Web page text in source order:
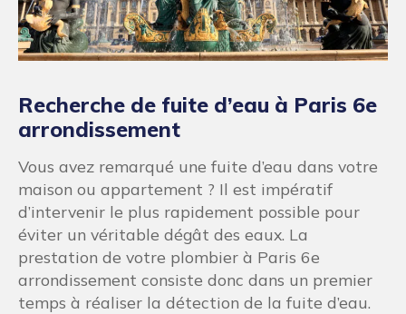
Recherche de fuite d’eau à Paris 6e
arrondissement
Vous avez remarqué une fuite d’eau dans votre
maison ou appartement ? Il est impératif
d’intervenir le plus rapidement possible pour
éviter un véritable dégât des eaux. La
prestation de votre plombier à Paris 6e
arrondissement consiste donc dans un premier
temps à réaliser la détection de la fuite d’eau.